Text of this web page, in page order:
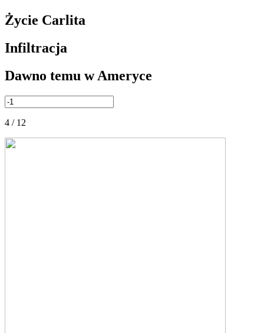
Życie Carlita
Infiltracja
Dawno temu w Ameryce
4 / 12